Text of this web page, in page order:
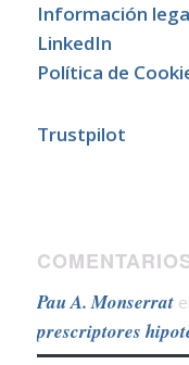
Información
LinkedIn
Política de
Trustpilot
Pau A. Monserrat
prescriptores